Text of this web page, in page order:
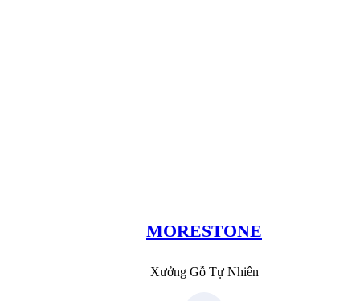
MORESTONE
Xưởng Gỗ Tự Nhiên